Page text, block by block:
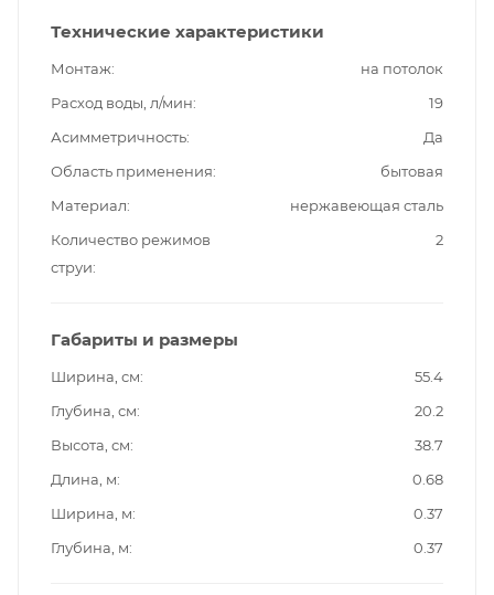
Технические характеристики
Монтаж
на потолок
Расход воды, л/мин
19
Асимметричность
Да
Область применения
бытовая
Материал
нержавеющая сталь
Количество режимов
струи
2
Габариты и размеры
Ширина, см
55.4
Глубина, см
20.2
Высота, см
38.7
Длина, м
0.68
Ширина, м
0.37
Глубина, м
0.37